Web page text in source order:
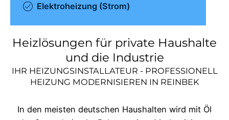
Elektroheizung (Strom)
Heizlösungen für private Haushalte
und die Industrie
IHR HEIZUNGSINSTALLATEUR - PROFESSIONELL
HEIZUNG MODERNISIEREN IN REINBEK
In den meisten deutschen Haushalten wird mit Öl